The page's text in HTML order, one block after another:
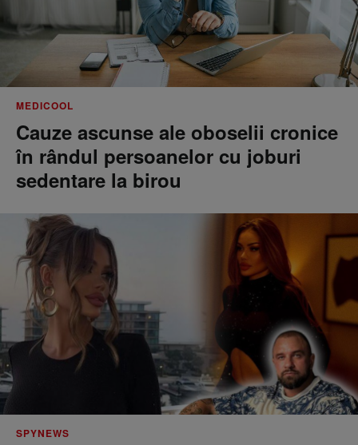
MEDICOOL
Cauze ascunse ale oboselii cronice
în rândul persoanelor cu joburi
sedentare la birou
SPYNEWS